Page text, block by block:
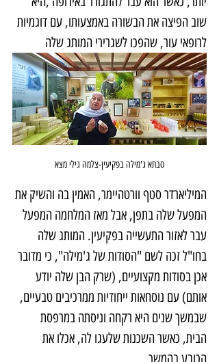
שוב הפיצה את הבשורה באמצעותו, עם דוגמיות
לרופאי עור, שהפכו לשגרירי המותג שלה
סבתא ג'מילה בפקיעין-צלמה גילי מצא
המיליארדר סטף וורטהיימר, האמין בה והשיק את
המפעל שלה בתפן, אבל מאז המלחמה המפעל
עבר לאזור התעשייה בפקיעין. המותג שלה
בחו"ל זכה לשם "הסודות של ג'מילה", כי מדובר
אכן בסודות מקצועיים, (שרק הבן שלה יודע
אותם) עם נוסחאות ייחודיות ממרכיבים טבעיים,
שבמשך שנים היא רקחה וניסתה במרפסת
הבית, כאשר השכנות שלעגו לה, אכלו את
הכובע בהמשך